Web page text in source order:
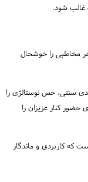
غالب شود.
مخاطبی را خوشحال
سنتی، حس نوستالژی را
کنار عزیزان را
که کاربردی و ماندگار